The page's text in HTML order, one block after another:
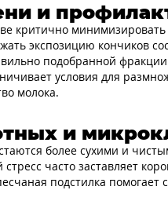
и
критично минимизировать
экспозицию кончиков
подобранной
условия для
молока.
и
более сухими и
стресс часто заставляет
подстилка